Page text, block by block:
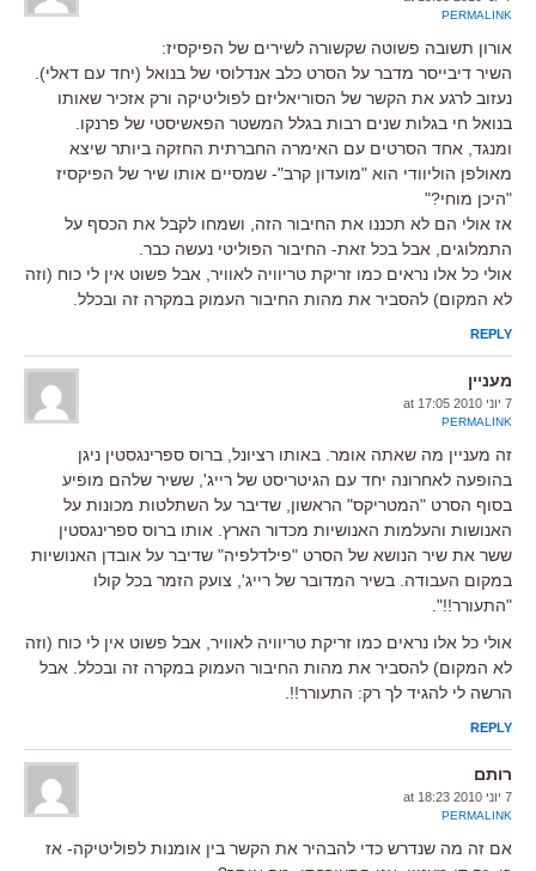
PERMALINK
אורון תשובה פשוטה שקשורה לשירים של הפיקסיז:
השיר דיבייסר מדבר על הסרט כלב אנדלוסי של בנואל (יחד עם דאלי).
נעזוב לרגע את הקשר של הסוריאליזם לפוליטיקה ורק אזכיר שאותו
בנואל חי בגלות שנים רבות בגלל המשטר הפאשיסטי של פרנקו.
ומנגד, אחד הסרטים עם האימרה החברתית החזקה ביותר שיצא
מאולפן הוליוודי הוא "מועדון קרב"- שמסיים אותו שיר של הפיקסיז
"היכן מוחי?"
אז אולי הם לא תכננו את החיבור הזה, ושמחו לקבל את הכסף על
התמלוגים, אבל בכל זאת- החיבור הפוליטי נעשה כבר.
אולי כל אלו נראים כמו זריקת טריוויה לאוויר, אבל פשוט אין לי כוח (וזה
לא המקום) להסביר את מהות החיבור העמוק במקרה זה ובכלל.
REPLY
מעניין
7 יוני 2010 at 17:05
PERMALINK
זה מעניין מה שאתה אומר. באותו רציונל, ברוס ספרינגסטין ניגן
בהופעה לאחרונה יחד עם הגיטריסט של רייג', ששיר שלהם מופיע
בסוף הסרט "המטריקס" הראשון, שדיבר על השתלטות מכונות על
האנושות והעלמות האנושיות מכדור הארץ. אותו ברוס ספרינגסטין
ששר את שיר הנושא של הסרט "פילדלפיה" שדיבר על אובדן האנושיות
במקום העבודה. בשיר המדובר של רייג', צועק הזמר בכל קולו
"התעורר!!".
אולי כל אלו נראים כמו זריקת טריוויה לאוויר, אבל פשוט אין לי כוח (וזה
לא המקום) להסביר את מהות החיבור העמוק במקרה זה ובכלל. אבל
הרשה לי להגיד לך רק: התעורר!!.
REPLY
רותם
7 יוני 2010 at 18:23
PERMALINK
אם זה מה שנדרש כדי להבהיר את הקשר בין אומנות לפוליטיקה- אז